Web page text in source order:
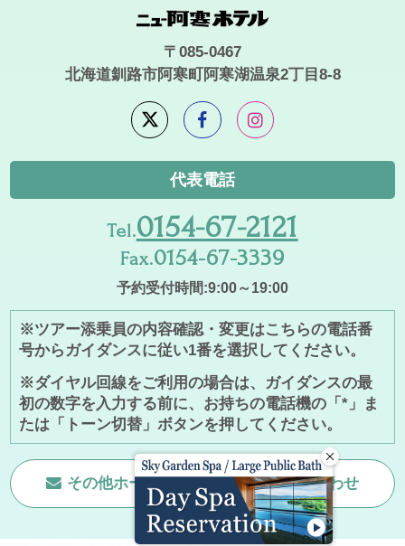
〒085-0467
北海道釧路市阿寒町阿寒湖温泉2丁目8-8
代表電話
Tel.0154-67-2121
Fax.0154-67-3339
予約受付時間:9:00～19:00
※ツアー添乗員の内容確認・変更はこちらの電話番
号からガイダンスに従い1番を選択してください。
※ダイヤル回線をご利用の場合は、ガイダンスの最
初の数字を入力する前に、お持ちの電話機の「*」ま
たは「トーン切替」ボタンを押してください。
その他ホームページに関するお問い合わせ